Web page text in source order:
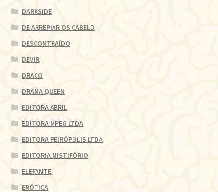
DARKSIDE
DE ARREPIAR OS CABELO
DESCONTRAÍDO
DEVIR
DRACO
DRAMA QUEEN
EDITORA ABRIL
EDITORA MPEG LTDA
EDITORA PEIRÓPOLIS LTDA
EDITORIA MISTIFÓRIO
ELEFANTE
ERÓTICA